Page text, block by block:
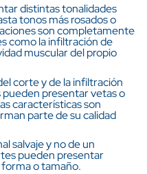
distintas tonalidades
tonos más rosados o
son completamente
como la infiltración de
muscular del propio
corte y de la infiltración
pueden presentar vetas o
características son
parte de su calidad
salvaje y no de un
pueden presentar
o tamaño.